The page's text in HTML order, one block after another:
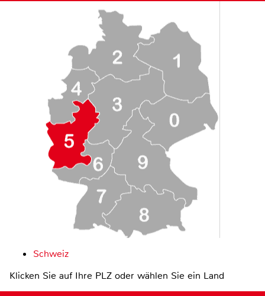
Schweiz
Klicken Sie auf Ihre PLZ oder wählen Sie ein Land